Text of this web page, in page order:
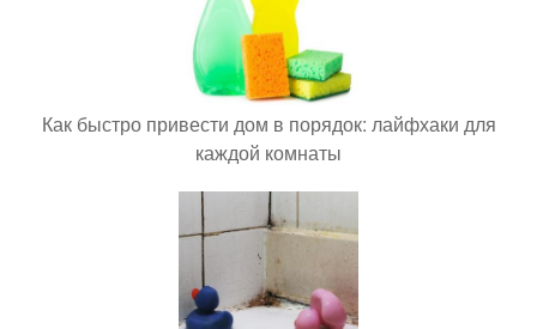
Как быстро привести дом в порядок: лайфхаки для
каждой комнаты